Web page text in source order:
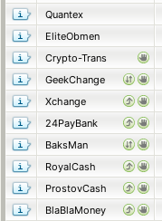
Quantex
EliteObmen
Crypto-Trans
GeekChange
Xchange
24PayBank
BaksMan
RoyalCash
ProstovCash
BlaBlaMoney